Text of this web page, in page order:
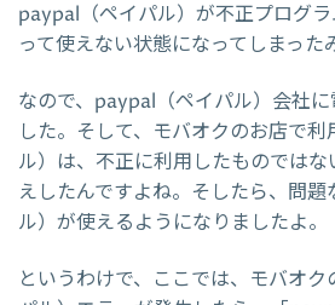
paypal（ペイパル）が不正プログ
って使えない状態になってしまった
なので、paypal（ペイパル）会社
した。そして、モバオクのお店で
ル）は、不正に利用したものでは
えしたんですよね。そしたら、問
ル）が使えるようになりましたよ。
というわけで、ここでは、モバオ